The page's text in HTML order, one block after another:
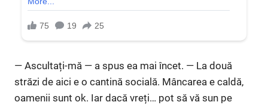
— Ascultați-mă — a spus ea mai încet. — La două
străzi de aici e o cantină socială. Mâncarea e caldă,
oamenii sunt ok. Iar dacă vreți… pot să vă sun pe